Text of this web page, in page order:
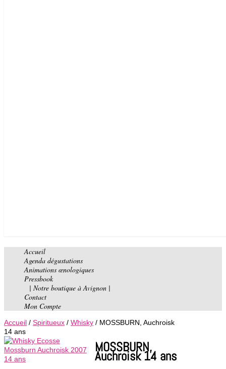
Accueil
Agenda dégustations
Animations œnologiques
Pressbook
| Notre boutique à Avignon |
Contact
Mon Compte
Accueil / Spiritueux / Whisky / MOSSBURN, Auchroisk
14 ans
MOSSBURN,
Auchroisk 14 ans